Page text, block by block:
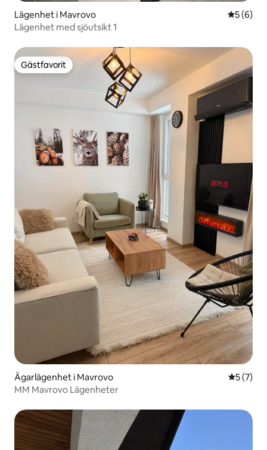
Lägenhet i Mavrovo 5 av 5 i
5 (6)
Lägenhet med sjöutsikt 1
Gästfavorit
Gästfavorit
Ägarlägenhet i Mavrovo 5 av 5 i
5 (7)
MM Mavrovo Lägenheter